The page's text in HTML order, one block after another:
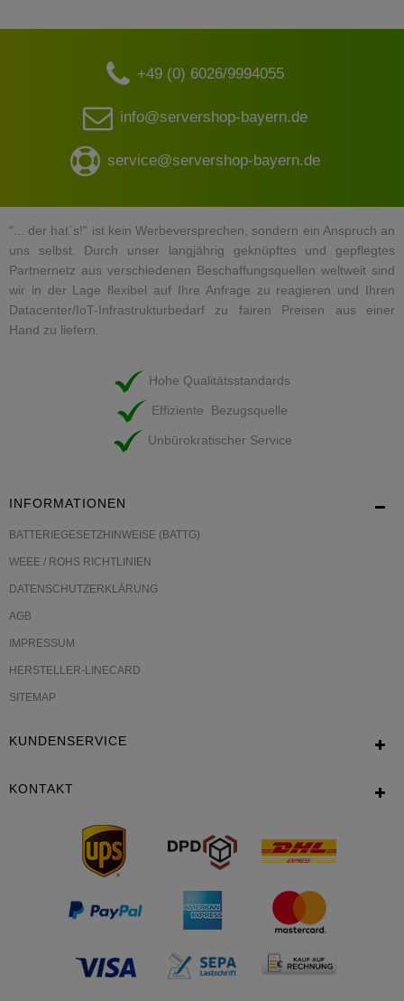
+49 (0) 6026/9994055
info@servershop-bayern.de
service@servershop-bayern.de
"... der hat`s!" ist kein Werbeversprechen, sondern ein Anspruch an
uns selbst. Durch unser langjährig geknüpftes und gepflegtes
Partnernetz aus verschiedenen Beschaffungsquellen weltweit sind
wir in der Lage flexibel auf Ihre Anfrage zu reagieren und Ihren
Datacenter/IoT-Infrastrukturbedarf zu fairen Preisen aus einer
Hand zu liefern.
Hohe Qualitätsstandards
Effiziente Bezugsquelle
Unbürokratischer Service
INFORMATIONEN
BATTERIEGESETZHINWEISE (BATTG)
WEEE / ROHS RICHTLINIEN
DATENSCHUTZERKLÄRUNG
AGB
IMPRESSUM
HERSTELLER-LINECARD
SITEMAP
KUNDENSERVICE
KONTAKT